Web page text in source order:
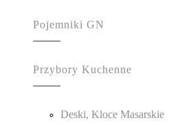
Pojemniki GN
Przybory Kuchenne
Deski, Kloce Masarskie